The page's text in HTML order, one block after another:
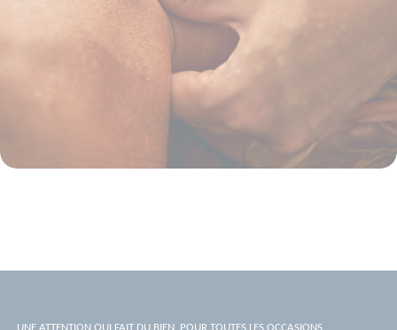
UNE ATTENTION QUI FAIT DU BIEN, POUR TOUTES LES OCCASIONS